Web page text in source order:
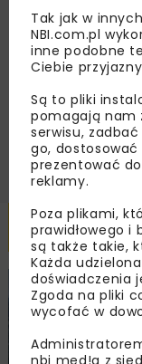
Zapoznałam/
Regulaminemoraz
podany przeze
handlowej w
Tak jak w
NBI.com.pl
inne podobne
Ciebie
Są to pliki
pomagają nam
serwisu,
go,
prezentować
reklamy.
Poza plikami,
prawidłowego i
są także takie,
Każda
doświadczenia
Zgoda na pliki
wycofać w
nbi med!a z